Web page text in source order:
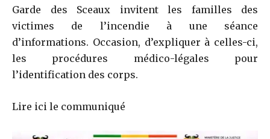
Garde des Sceaux invitent les familles des
victimes de l’incendie à une séance
d’informations. Occasion, d’expliquer à celles-ci,
les procédures médico-légales pour
l’identification des corps.
Lire ici le communiqué